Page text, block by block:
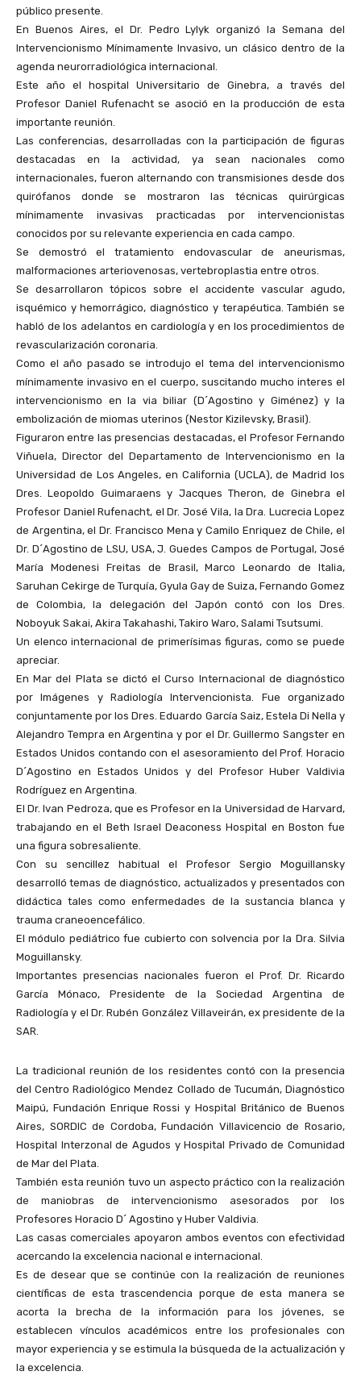
público presente.
En Buenos Aires, el Dr. Pedro Lylyk organizó la Semana del
Intervencionismo Mínimamente Invasivo, un clásico dentro de la
agenda neurorradiológica internacional.
Este año el hospital Universitario de Ginebra, a través del
Profesor Daniel Rufenacht se asoció en la producción de esta
importante reunión.
Las conferencias, desarrolladas con la participación de figuras
destacadas en la actividad, ya sean nacionales como
internacionales, fueron alternando con transmisiones desde dos
quirófanos donde se mostraron las técnicas quirúrgicas
mínimamente invasivas practicadas por intervencionistas
conocidos por su relevante experiencia en cada campo.
Se demostró el tratamiento endovascular de aneurismas,
malformaciones arteriovenosas, vertebroplastia entre otros.
Se desarrollaron tópicos sobre el accidente vascular agudo,
isquémico y hemorrágico, diagnóstico y terapéutica. También se
habló de los adelantos en cardiología y en los procedimientos de
revascularización coronaria.
Como el año pasado se introdujo el tema del intervencionismo
mínimamente invasivo en el cuerpo, suscitando mucho interes el
intervencionismo en la via biliar (D´Agostino y Giménez) y la
embolización de miomas uterinos (Nestor Kizilevsky, Brasil).
Figuraron entre las presencias destacadas, el Profesor Fernando
Viñuela, Director del Departamento de Intervencionismo en la
Universidad de Los Angeles, en California (UCLA), de Madrid los
Dres. Leopoldo Guimaraens y Jacques Theron, de Ginebra el
Profesor Daniel Rufenacht, el Dr. José Vila, la Dra. Lucrecia Lopez
de Argentina, el Dr. Francisco Mena y Camilo Enriquez de Chile, el
Dr. D´Agostino de LSU, USA, J. Guedes Campos de Portugal, José
María Modenesi Freitas de Brasil, Marco Leonardo de Italia,
Saruhan Cekirge de Turquía, Gyula Gay de Suiza, Fernando Gomez
de Colombia, la delegación del Japón contó con los Dres.
Noboyuk Sakai, Akira Takahashi, Takiro Waro, Salami Tsutsumi.
Un elenco internacional de primerísimas figuras, como se puede
apreciar.
En Mar del Plata se dictó el Curso Internacional de diagnóstico
por Imágenes y Radiología Intervencionista. Fue organizado
conjuntamente por los Dres. Eduardo García Saiz, Estela Di Nella y
Alejandro Tempra en Argentina y por el Dr. Guillermo Sangster en
Estados Unidos contando con el asesoramiento del Prof. Horacio
D´Agostino en Estados Unidos y del Profesor Huber Valdivia
Rodríguez en Argentina.
El Dr. Ivan Pedroza, que es Profesor en la Universidad de Harvard,
trabajando en el Beth Israel Deaconess Hospital en Boston fue
una figura sobresaliente.
Con su sencillez habitual el Profesor Sergio Moguillansky
desarrolló temas de diagnóstico, actualizados y presentados con
didáctica tales como enfermedades de la sustancia blanca y
trauma craneoencefálico.
El módulo pediátrico fue cubierto con solvencia por la Dra. Silvia
Moguillansky.
Importantes presencias nacionales fueron el Prof. Dr. Ricardo
García Mónaco, Presidente de la Sociedad Argentina de
Radiología y el Dr. Rubén González Villaveirán, ex presidente de la
SAR.
La tradicional reunión de los residentes contó con la presencia
del Centro Radiológico Mendez Collado de Tucumán, Diagnóstico
Maipú, Fundación Enrique Rossi y Hospital Británico de Buenos
Aires, SORDIC de Cordoba, Fundación Villavicencio de Rosario,
Hospital Interzonal de Agudos y Hospital Privado de Comunidad
de Mar del Plata.
También esta reunión tuvo un aspecto práctico con la realización
de maniobras de intervencionismo asesorados por los
Profesores Horacio D´ Agostino y Huber Valdivia.
Las casas comerciales apoyaron ambos eventos con efectividad
acercando la excelencia nacional e internacional.
Es de desear que se continúe con la realización de reuniones
científicas de esta trascendencia porque de esta manera se
acorta la brecha de la información para los jóvenes, se
establecen vínculos académicos entre los profesionales con
mayor experiencia y se estimula la búsqueda de la actualización y
la excelencia.